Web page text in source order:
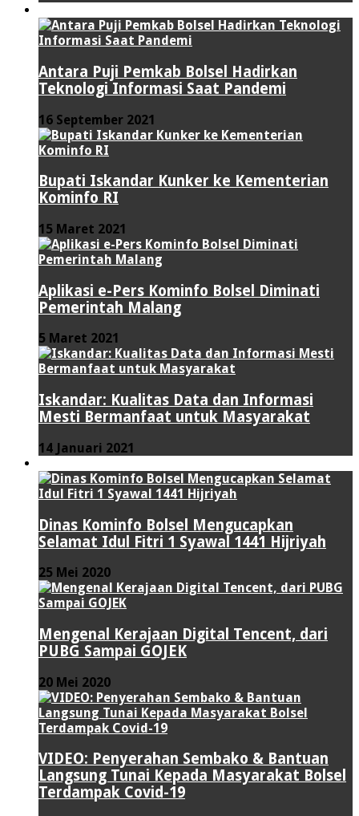
Antara Puji Pemkab Bolsel Hadirkan
Teknologi Informasi Saat Pandemi
16 September 2021
Bupati Iskandar Kunker ke Kementerian
Kominfo RI
15 Maret 2021
Aplikasi e-Pers Kominfo Bolsel Diminati
Pemerintah Malang
5 Maret 2021
Iskandar: Kualitas Data dan Informasi
Mesti Bermanfaat untuk Masyarakat
14 Januari 2021
Dinas Kominfo Bolsel Mengucapkan
Selamat Idul Fitri 1 Syawal 1441 Hijriyah
25 Mei 2020
Mengenal Kerajaan Digital Tencent, dari
PUBG Sampai GOJEK
20 Mei 2020
VIDEO: Penyerahan Sembako & Bantuan
Langsung Tunai Kepada Masyarakat Bolsel
Terdampak Covid-19